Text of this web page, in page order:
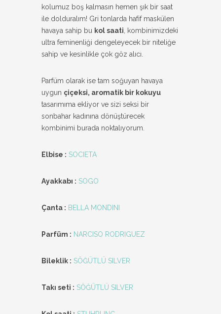
kolumuz boş kalmasın hemen şık bir saat
ile dolduralım! Gri tonlarda hafif maskülen
havaya sahip bu kol saati , kombinimizdeki
ultra feminenliği dengeleyecek bir niteliğe
sahip ve kesinlikle çok göz alıcı.
Parfüm olarak ise tam soğuyan havaya
uygun çiçeksi, aromatik bir kokuyu
tasarımıma ekliyor ve sizi seksi bir
sonbahar kadınına dönüştürecek
kombinimi burada noktalıyorum.
Elbise : SOCIETA
Ayakkabı : SOGO
Çanta : BELLA MONDINI
Parfüm : NARCISO RODRIGUEZ
Bileklik : SÖĞÜTLÜ SILVER
Takı seti : SÖĞÜTLÜ SILVER